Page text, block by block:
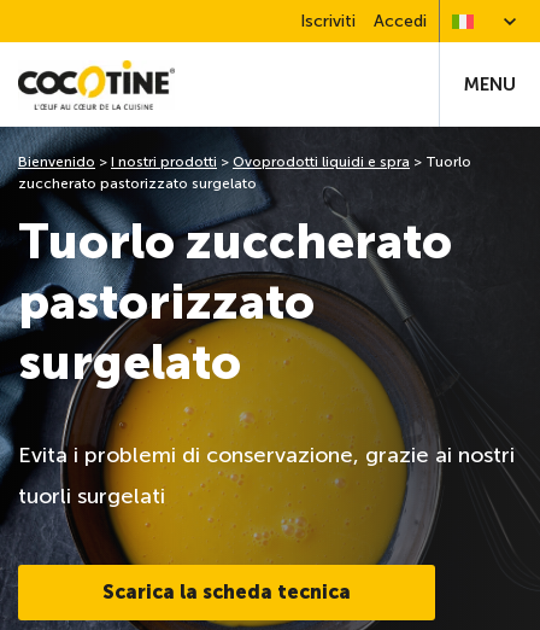
Iscriviti Accedi
MENU
Tuorlo zuccherato
pastorizzato
surgelato
Evita i problemi di conservazione, grazie ai nostri
tuorli surgelati
Scarica la scheda tecnica
Bienvenido > I nostri prodotti > Ovoprodotti liquidi e spra > Tuorlo
zuccherato pastorizzato surgelato